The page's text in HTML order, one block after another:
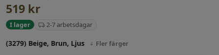
519 kr
I lager 2-7 arbetsdagar
(3279) Beige, Brun, Ljus Fler färger